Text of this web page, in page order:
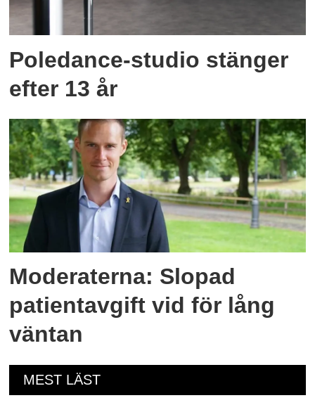
Poledance-studio stänger
efter 13 år
Moderaterna: Slopad
patientavgift vid för lång
väntan
MEST LÄST